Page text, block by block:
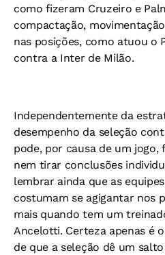
como fizeram Cruzeiro e
compactação,
nas posições, como atuou o
contra a Inter de Milão.
Independentemente da
desempenho da seleção
pode, por causa de um jogo,
nem tirar conclusões
lembrar ainda que as
costumam se agigantar nos
mais quando tem um
Ancelotti. Certeza apenas é
de que a seleção dê um